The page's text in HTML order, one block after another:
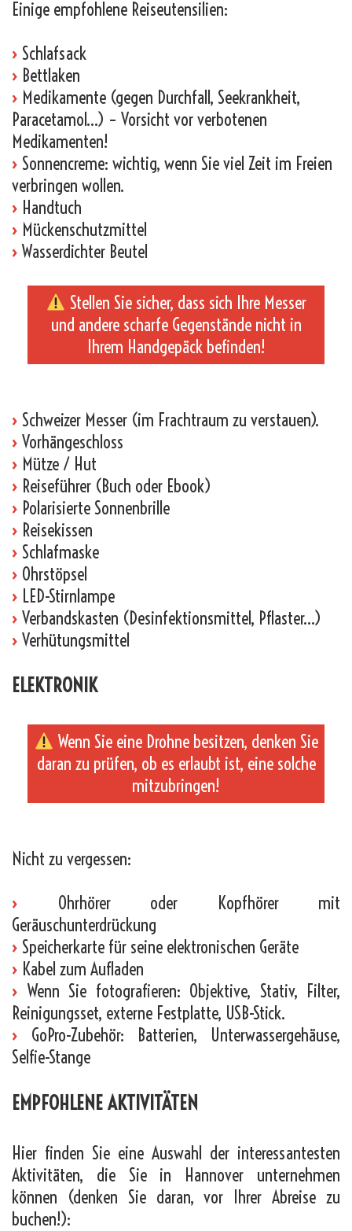
Einige empfohlene Reiseutensilien:
› Schlafsack
› Bettlaken
› Medikamente (gegen Durchfall, Seekrankheit,
Paracetamol…) – Vorsicht vor verbotenen
Medikamenten!
› Sonnencreme: wichtig, wenn Sie viel Zeit im Freien
verbringen wollen.
› Handtuch
› Mückenschutzmittel
› Wasserdichter Beutel
Stellen Sie sicher, dass sich Ihre Messer
und andere scharfe Gegenstände nicht in
Ihrem Handgepäck befinden!
› Schweizer Messer (im Frachtraum zu verstauen).
› Vorhängeschloss
› Mütze / Hut
› Reiseführer (Buch oder Ebook)
› Polarisierte Sonnenbrille
› Reisekissen
› Schlafmaske
› Ohrstöpsel
› LED-Stirnlampe
› Verbandskasten (Desinfektionsmittel, Pflaster…)
› Verhütungsmittel
ELEKTRONIK
Wenn Sie eine Drohne besitzen, denken Sie
daran zu prüfen, ob es erlaubt ist, eine solche
mitzubringen!
Nicht zu vergessen:
›
Ohrhörer oder Kopfhörer mit
Geräuschunterdrückung
› Speicherkarte für seine elektronischen Geräte
› Kabel zum Aufladen
› Wenn Sie fotografieren: Objektive, Stativ, Filter,
Reinigungsset, externe Festplatte, USB-Stick.
› GoPro-Zubehör: Batterien, Unterwassergehäuse,
Selfie-Stange
EMPFOHLENE AKTIVITÄTEN
Hier finden Sie eine Auswahl der interessantesten
Aktivitäten, die Sie in Hannover unternehmen
können (denken Sie daran, vor Ihrer Abreise zu
buchen!):